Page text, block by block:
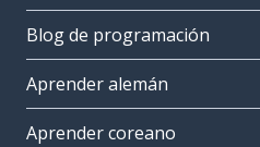
Blog de programación
Aprender alemán
Aprender coreano